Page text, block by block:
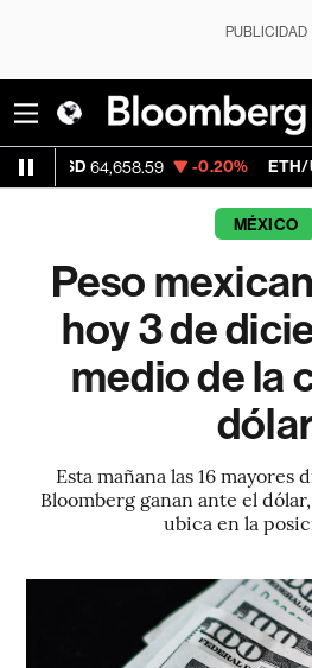
PUBLICIDAD
64,658.59 -0.20% ETH/USD
MÉXICO
Peso
hoy 3 de
medio de la
dólar
Esta mañana las 16 mayores
Bloomberg ganan ante el
ubica en la